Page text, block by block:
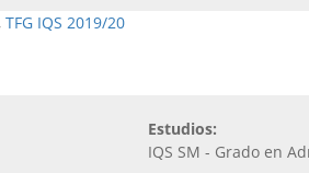
TFG IQS 2019/20
Estudios:
IQS SM - Grado en